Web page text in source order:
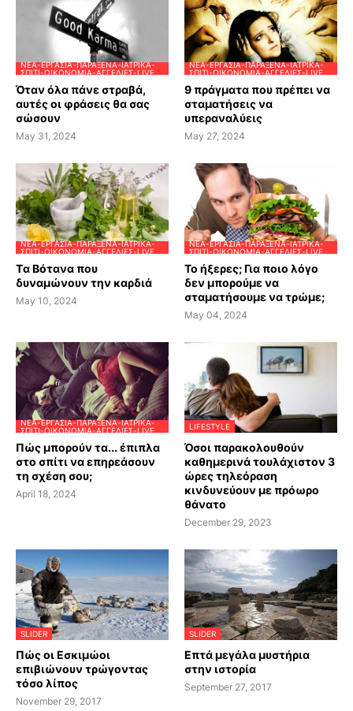
ΝΈΑ-ΕΡΓΑΣΊΑ-ΠΑΡΆΞΕΝΑ-ΙΑΤΡΙΚΆ-
ΣΠΊΤΙ-ΟΙΚΟΝΟΜΊΑ-ΑΓΓΕΛΊΕΣ-LIVE
Όταν όλα πάνε στραβά,
αυτές οι φράσεις θα σας
σώσουν
May 31, 2024
ΝΈΑ-ΕΡΓΑΣΊΑ-ΠΑΡΆΞΕΝΑ-ΙΑΤΡΙΚΆ-
ΣΠΊΤΙ-ΟΙΚΟΝΟΜΊΑ-ΑΓΓΕΛΊΕΣ-LIVE
9 πράγματα που πρέπει να
σταματήσεις να
υπεραναλύεις
May 27, 2024
ΝΈΑ-ΕΡΓΑΣΊΑ-ΠΑΡΆΞΕΝΑ-ΙΑΤΡΙΚΆ-
ΣΠΊΤΙ-ΟΙΚΟΝΟΜΊΑ-ΑΓΓΕΛΊΕΣ-LIVE
Tα Βότανα που
δυναμώνουν την καρδιά
May 10, 2024
ΝΈΑ-ΕΡΓΑΣΊΑ-ΠΑΡΆΞΕΝΑ-ΙΑΤΡΙΚΆ-
ΣΠΊΤΙ-ΟΙΚΟΝΟΜΊΑ-ΑΓΓΕΛΊΕΣ-LIVE
Το ήξερες; Για ποιο λόγο
δεν μπορούμε να
σταματήσουμε να τρώμε;
May 04, 2024
ΝΈΑ-ΕΡΓΑΣΊΑ-ΠΑΡΆΞΕΝΑ-ΙΑΤΡΙΚΆ-
ΣΠΊΤΙ-ΟΙΚΟΝΟΜΊΑ-ΑΓΓΕΛΊΕΣ-LIVE
Πώς μπορούν τα... έπιπλα
στο σπίτι να επηρεάσουν
τη σχέση σου;
April 18, 2024
LIFESTYLE
Όσοι παρακολουθούν
καθημερινά τουλάχιστον 3
ώρες τηλεόραση
κινδυνεύουν με πρόωρο
θάνατο
December 29, 2023
SLIDER
Πώς οι Εσκιμώοι
επιβιώνουν τρώγοντας
τόσο λίπος
November 29, 2017
SLIDER
Επτά μεγάλα μυστήρια
στην ιστορία
September 27, 2017